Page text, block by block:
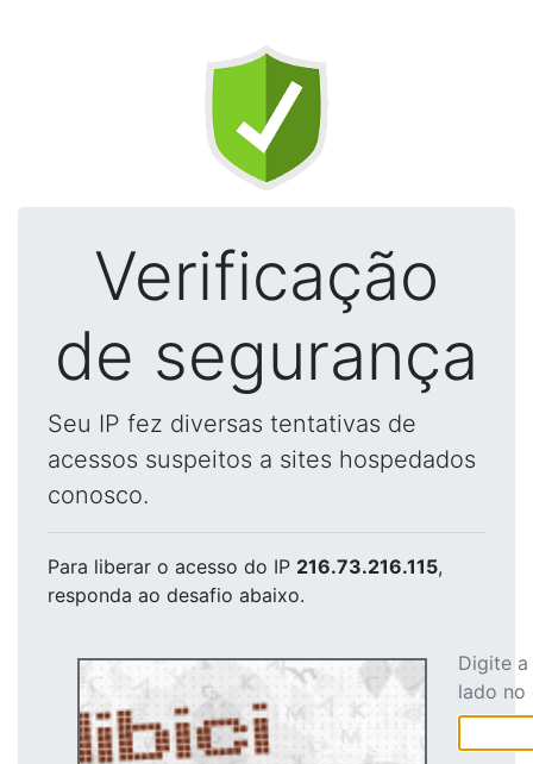
Verificação
de segurança
Seu IP fez diversas tentativas de
acessos suspeitos a sites hospedados
conosco.
Para liberar o acesso do IP 216.73.216.115,
responda ao desafio abaixo.
Digite
lado no